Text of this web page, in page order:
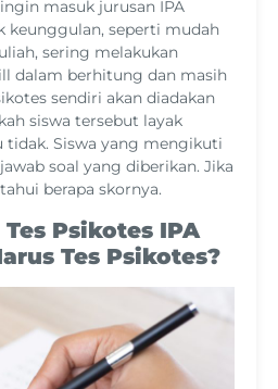
masuk jurusan IPA
keunggulan, seperti mudah
sering melakukan
dalam berhitung dan masih
sendiri akan diadakan
siswa tersebut layak
tidak. Siswa yang mengikuti
soal yang diberikan. Jika
berapa skornya.
Psikotes IPA
Tes Psikotes?